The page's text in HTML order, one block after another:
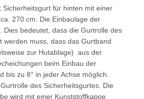
Sicherheitsgurt für hinten mit einer
270 cm. Die Einbaulage der
Dies bedeutet, dass die Gurtrolle des
werden muss, dass das Gurtband
zur Hutablage) aus der
beim Einbau der
bis zu 8° in jeder Achse möglich.
des Sicherheitsgurtes. Die
wird mit einer Kunststoffkappe